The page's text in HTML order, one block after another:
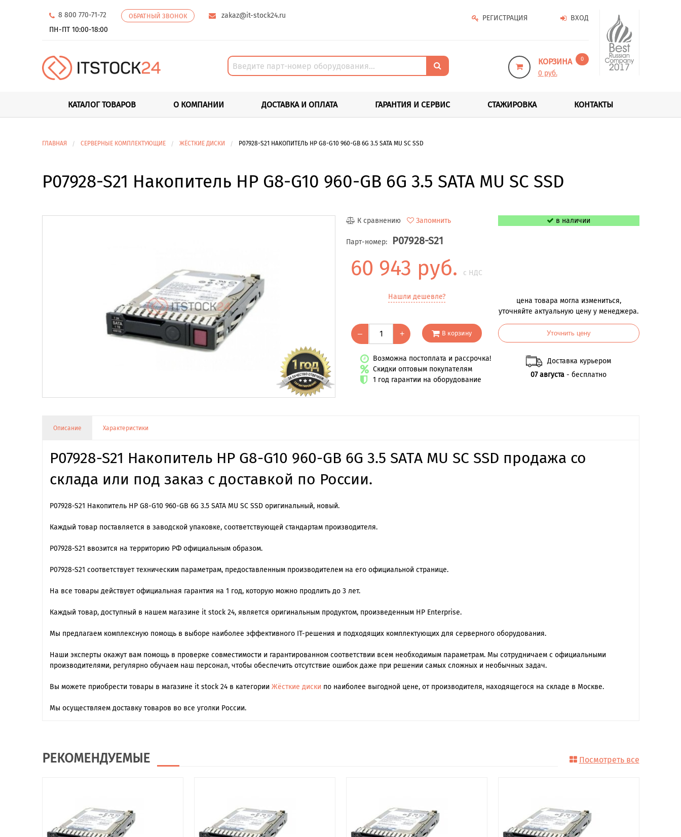
8 800 770-71-72 ОБРАТНЫЙ ЗВОНОК
zakaz@it-stock24.ru
ПН-ПТ 10:00-18:00
ВХОД
РЕГИСТРАЦИЯ
КОРЗИНА 0
0 руб.
КАТАЛОГ ТОВАРОВ О КОМПАНИИ ДОСТАВКА И ОПЛАТА ГАРАНТИЯ И СЕРВИС СТАЖИРОВКА КОНТАКТЫ
ГЛАВНАЯ СЕРВЕРНЫЕ КОМПЛЕКТУЮЩИЕ ЖЁСТКИЕ ДИСКИ P07928-S21 НАКОПИТЕЛЬ HP G8-G10 960-GB 6G 3.5 SATA MU SC SSD
P07928-S21 Накопитель HP G8-G10 960-GB 6G 3.5 SATA MU SC SSD
К сравнению Запомнить
Парт-номер: P07928-S21
60 943 руб. с НДС
Нашли дешевле?
– + В корзину
Возможна постоплата и рассрочка!
Скидки оптовым покупателям
1 год гарантии на оборудование
в наличии
цена товара могла измениться,
уточняйте актуальную цену у менеджера.
Уточнить цену
Доставка курьером
07 августа - бесплатно
Описание Характеристики
P07928-S21 Накопитель HP G8-G10 960-GB 6G 3.5 SATA MU SC SSD продажа со
склада или под заказ с доставкой по России.
P07928-S21 Накопитель HP G8-G10 960-GB 6G 3.5 SATA MU SC SSD оригинальный, новый.
Каждый товар поставляется в заводской упаковке, соответствующей стандартам производителя.
P07928-S21 ввозится на территорию РФ официальным образом.
P07928-S21 cоответствует техническим параметрам, предоставленным производителем на его официальной странице.
На все товары действует официальная гарантия на 1 год, которую можно продлить до 3 лет.
Каждый товар, доступный в нашем магазине it stock 24, является оригинальным продуктом, произведенным HP Enterprise.
Мы предлагаем комплексную помощь в выборе наиболее эффективного IT-решения и подходящих комплектующих для серверного оборудования.
Наши эксперты окажут вам помощь в проверке совместимости и гарантированном соответствии всем необходимым параметрам. Мы сотрудничаем с официальными
производителями, регулярно обучаем наш персонал, чтобы обеспечить отсутствие ошибок даже при решении самых сложных и необычных задач.
Вы можете приобрести товары в магазине it stock 24 в категории Жёсткие диски по наиболее выгодной цене, от производителя, находящегося на складе в Москве.
Мы осуществляем доставку товаров во все уголки России.
РЕКОМЕНДУЕМЫЕ Посмотреть все